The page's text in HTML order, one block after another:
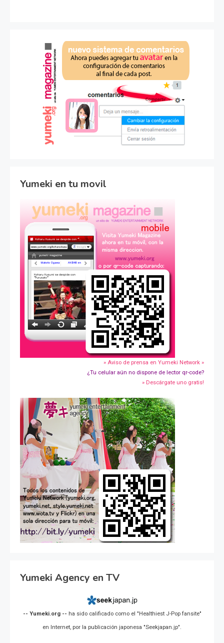
Yumeki en tu movil
» Aviso de prensa en Yumeki Network »
¿Tu celular aún no dispone de lector qr-code?
» Descárgate uno gratis!
Yumeki Agency en TV
-- Yumeki.org -- ha sido calificado como el "Healthiest J-Pop fansite"
en Internet, por la publicación japonesa "Seekjapan.jp".